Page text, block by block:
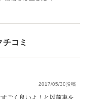
コミ
2017/05/30投稿